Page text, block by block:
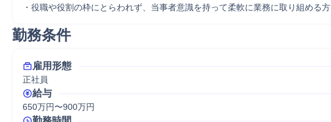
・役職や役割の枠にとらわれず、当事者意識を持って柔軟に業務に取り組める方
勤務条件
雇用形態
正社員
給与
650万円〜900万円